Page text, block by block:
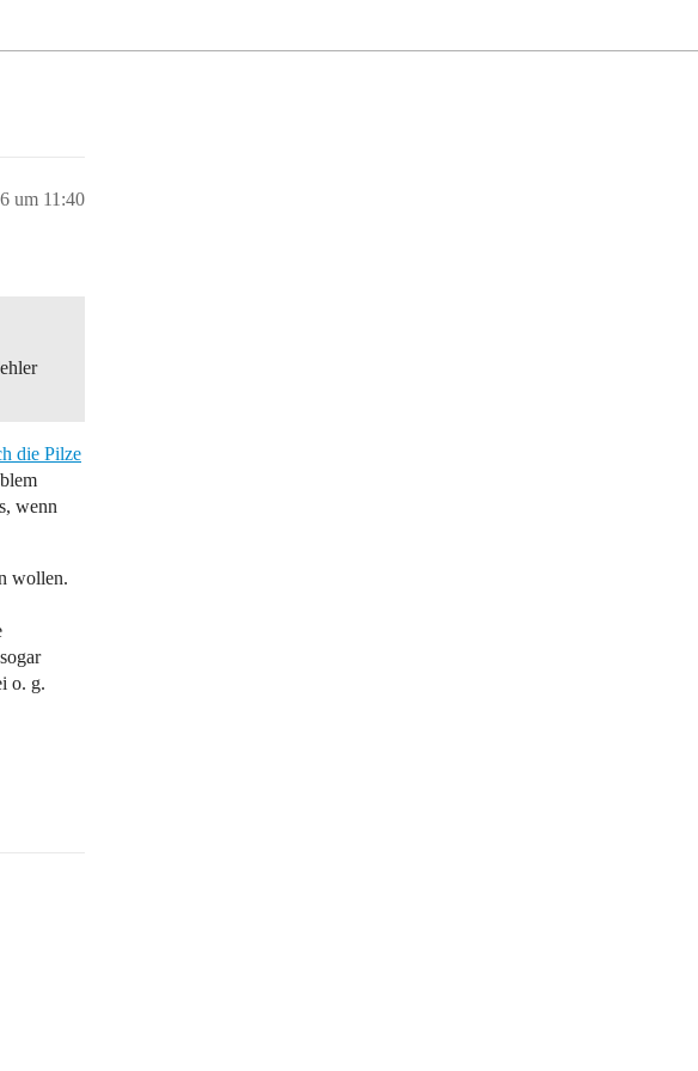
um 11:40
die Pilze
wenn
wollen.
o. g.